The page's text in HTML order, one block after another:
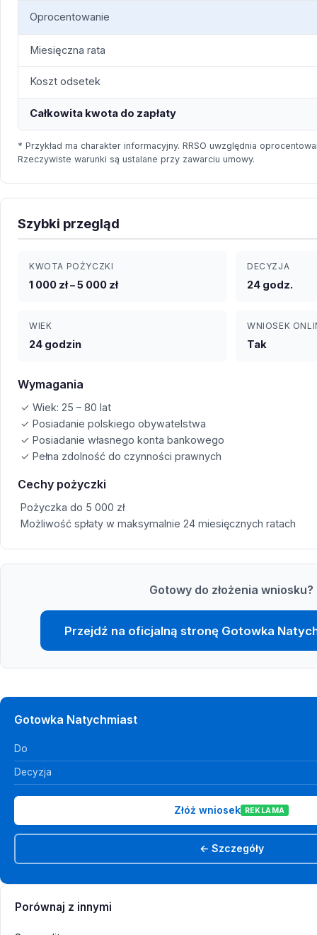
Oprocentowanie
Miesięczna rata
Koszt odsetek
Całkowita kwota do zapłaty
* Przykład ma charakter informacyjny. RRSO uwzględnia
Rzeczywiste warunki są ustalane przy zawarciu umowy.
Szybki przegląd
KWOTA POŻYCZKI
1 000 zł – 5 000 zł
DECYZJA
24 godz.
WIEK
24 godzin
WNIOSEK
Tak
Wymagania
✓ Wiek: 25 – 80 lat
✓ Posiadanie polskiego obywatelstwa
✓ Posiadanie własnego konta bankowego
✓ Pełna zdolność do czynności prawnych
Cechy pożyczki
Pożyczka do 5 000 zł
Możliwość spłaty w maksymalnie 24 miesięcznych ratach
Gotowy do złożenia wniosku?
Przejdź na oficjalną stronę Gotowka
Gotowka Natychmiast
Do
Decyzja
Złóż wniosek REKLAMA
← Szczegóły
Porównaj z innymi